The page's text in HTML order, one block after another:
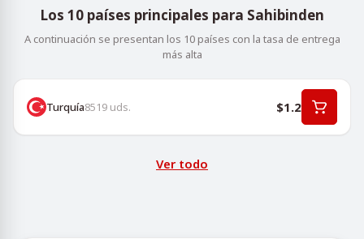
Los 10 países principales para Sahibinden
A continuación se presentan los 10 países con la tasa de entrega
más alta
Turquía8519 uds. $1.2
Ver todo